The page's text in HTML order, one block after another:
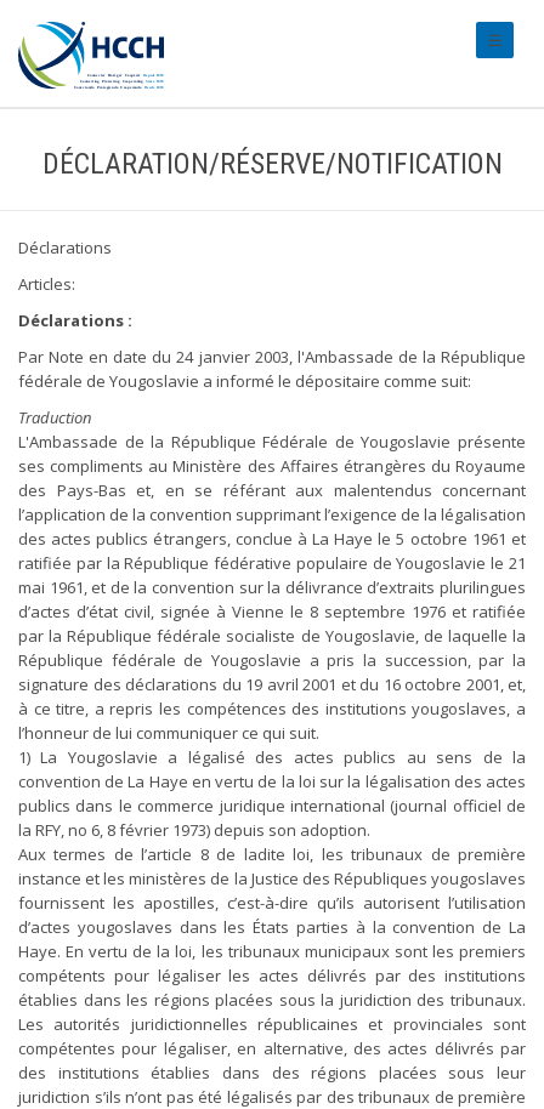
DÉCLARATION/RÉSERVE/NOTIFICATION
Déclarations
Articles:
Déclarations :
Par Note en date du 24 janvier 2003, l'Ambassade de la République
fédérale de Yougoslavie a informé le dépositaire comme suit:
Traduction
L'Ambassade de la République Fédérale de Yougoslavie présente
ses compliments au Ministère des Affaires étrangères du Royaume
des Pays-Bas et, en se référant aux malentendus concernant
l’application de la convention supprimant l’exigence de la légalisation
des actes publics étrangers, conclue à La Haye le 5 octobre 1961 et
ratifiée par la République fédérative populaire de Yougoslavie le 21
mai 1961, et de la convention sur la délivrance d’extraits plurilingues
d’actes d’état civil, signée à Vienne le 8 septembre 1976 et ratifiée
par la République fédérale socialiste de Yougoslavie, de laquelle la
République fédérale de Yougoslavie a pris la succession, par la
signature des déclarations du 19 avril 2001 et du 16 octobre 2001, et,
à ce titre, a repris les compétences des institutions yougoslaves, a
l’honneur de lui communiquer ce qui suit.
1) La Yougoslavie a légalisé des actes publics au sens de la
convention de La Haye en vertu de la loi sur la légalisation des actes
publics dans le commerce juridique international (journal officiel de
la RFY, no 6, 8 février 1973) depuis son adoption.
Aux termes de l’article 8 de ladite loi, les tribunaux de première
instance et les ministères de la Justice des Républiques yougoslaves
fournissent les apostilles, c’est-à-dire qu’ils autorisent l’utilisation
d’actes yougoslaves dans les États parties à la convention de La
Haye. En vertu de la loi, les tribunaux municipaux sont les premiers
compétents pour légaliser les actes délivrés par des institutions
établies dans les régions placées sous la juridiction des tribunaux.
Les autorités juridictionnelles républicaines et provinciales sont
compétentes pour légaliser, en alternative, des actes délivrés par
des institutions établies dans des régions placées sous leur
juridiction s’ils n’ont pas été légalisés par des tribunaux de première